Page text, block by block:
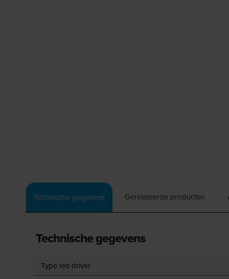
Technische gegevens Gerelateerde producten
Technische gegevens
Type led driver